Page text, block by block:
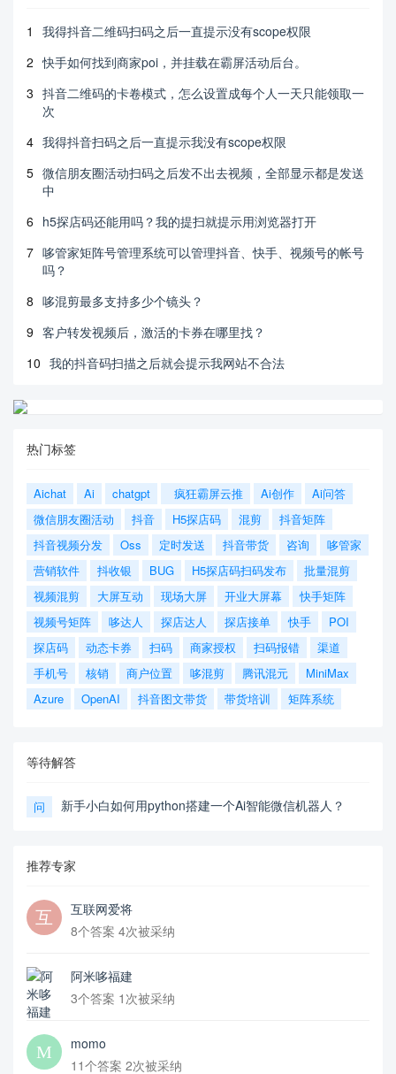
1
我得抖音二维码扫码之后一直提示没有scope权限
2 快手如何找到商家poi，并挂载在霸屏活动后台。
3 抖音二维码的卡卷模式，怎么设置成每个人一天只能领取一
次
4 我得抖音扫码之后一直提示我没有scope权限
5 微信朋友圈活动扫码之后发不出去视频，全部显示都是发送
中
6 h5探店码还能用吗？我的提扫就提示用浏览器打开
7 哆管家矩阵号管理系统可以管理抖音、快手、视频号的帐号
吗？
8 哆混剪最多支持多少个镜头？
9 客户转发视频后，激活的卡券在哪里找？
10 我的抖音码扫描之后就会提示我网站不合法
热门标签
Aichat Ai chatgpt 疯狂霸屏云推 Ai创作
Ai问答
微信朋友圈活动
抖音 H5探店码 混剪
抖音矩阵
抖音视频分发
Oss 定时发送 抖音带货 咨询
哆管家
营销软件
抖收银 BUG H5探店码扫码发布
批量混剪
视频混剪
大屏互动 现场大屏 开业大屏幕
快手矩阵
视频号矩阵
哆达人 探店达人 探店接单 快手
POI
探店码
动态卡券 扫码 商家授权 扫码报错
渠道
手机号
核销 商户位置 哆混剪 腾讯混元
MiniMax
Azure
OpenAI 抖音图文带货 带货培训 矩阵系统
等待解答
问 新手小白如何用python搭建一个Ai智能微信机器人？
推荐专家
互联网爱将
8个答案 4次被采纳
阿米哆福建
3个答案 1次被采纳
momo
11个答案 2次被采纳